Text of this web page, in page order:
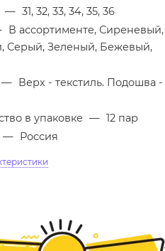
— 31, 32, 33, 34, 35, 36
В ассортименте, Сиреневый,
Серый, Зеленый, Бежевый,
— Верх - текстиль. Подошва -
в упаковке — 12 пар
— Россия